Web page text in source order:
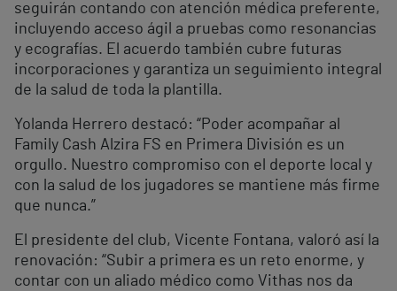
seguirán contando con atención médica preferente,
incluyendo acceso ágil a pruebas como resonancias
y ecografías. El acuerdo también cubre futuras
incorporaciones y garantiza un seguimiento integral
de la salud de toda la plantilla.
Yolanda Herrero destacó: “Poder acompañar al
Family Cash Alzira FS en Primera División es un
orgullo. Nuestro compromiso con el deporte local y
con la salud de los jugadores se mantiene más firme
que nunca.”
El presidente del club, Vicente Fontana, valoró así la
renovación: “Subir a primera es un reto enorme, y
contar con un aliado médico como Vithas nos da